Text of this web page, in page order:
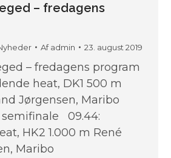
– fredagens
Afadmin 23. august 2019
– fredagens program
heat, DK1 500 m
Jørgensen, Maribo
semifinale 09.44:
HK2 1.000 m René
Maribo